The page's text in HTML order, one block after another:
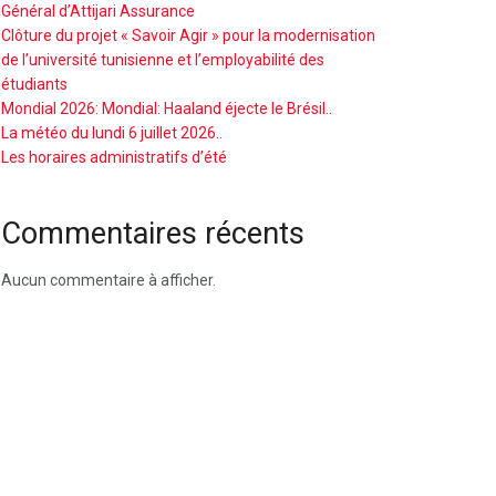
Général d’Attijari Assurance
Clôture du projet « Savoir Agir » pour la modernisation
de l’université tunisienne et l’employabilité des
étudiants
Mondial 2026: Mondial: Haaland éjecte le Brésil..
La météo du lundi 6 juillet 2026..
Les horaires administratifs d’été
Commentaires récents
Aucun commentaire à afficher.